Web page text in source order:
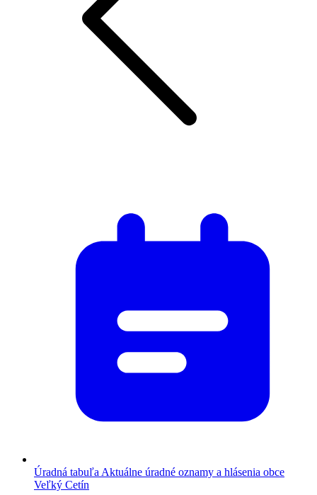
Úradná tabuľa Aktuálne úradné oznamy a hlásenia obce
Veľký Cetín